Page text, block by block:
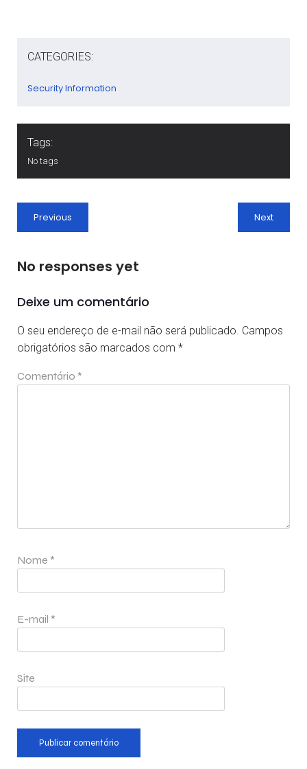
CATEGORIES:
Security Information
Tags:
No tags
Previous Next
No responses yet
Deixe um comentário
O seu endereço de e-mail não será publicado. Campos
obrigatórios são marcados com *
Comentário *
Nome *
E-mail *
Site